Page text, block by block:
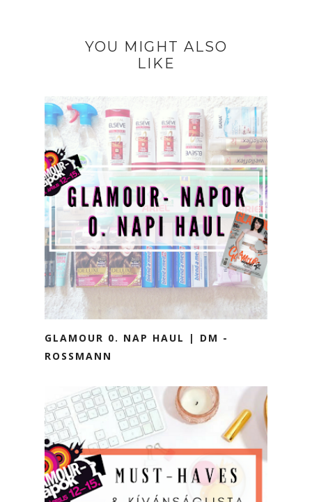
YOU MIGHT ALSO
LIKE
GLAMOUR 0. NAP HAUL | DM -
ROSSMANN